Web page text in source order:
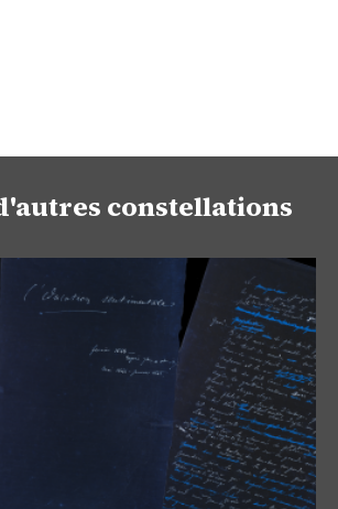
constellations